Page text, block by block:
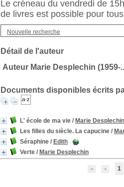
Le créneau du vendredi de
de livres est possible pour
Nouvelle recherche
Détail de l'auteur
Auteur Marie Desplechin (1959-
Documents disponibles écrits
L' école de ma vie / Marie Desplechin
Les filles du siècle. La capucine /
Séraphine / Edith
Verte / Marie Desplechin
1